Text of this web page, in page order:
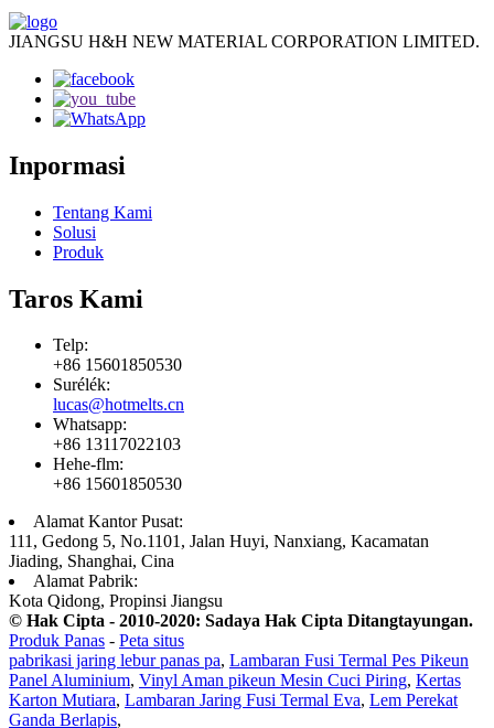
JIANGSU H&H NEW MATERIAL CORPORATION LIMITED.
Inpormasi
Tentang Kami
Solusi
Produk
Taros Kami
Telp:
+86 15601850530
Surélék:
lucas@hotmelts.cn
Whatsapp:
+86 13117022103
Hehe-flm:
+86 15601850530
Alamat Kantor Pusat:
111, Gedong 5, No.1101, Jalan Huyi, Nanxiang, Kacamatan
Jiading, Shanghai, Cina
Alamat Pabrik:
Kota Qidong, Propinsi Jiangsu
© Hak Cipta - 2010-2020: Sadaya Hak Cipta Ditangtayungan.
Produk Panas - Peta situs
pabrikasi jaring lebur panas pa, Lambaran Fusi Termal Pes Pikeun
Panel Aluminium, Vinyl Aman pikeun Mesin Cuci Piring, Kertas
Karton Mutiara, Lambaran Jaring Fusi Termal Eva, Lem Perekat
Ganda Berlapis,